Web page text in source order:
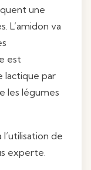
une
L’amidon va
est
lactique par
les légumes
de
experte.